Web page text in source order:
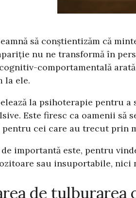
să conștientizăm că
nu ne transformă în
comportamentală
la ele.
la psihoterapie pentru
Este firesc ca oamenii
cei care au trecut prin
importantă este, pentru
sau insuportabile, nici
de tulburarea